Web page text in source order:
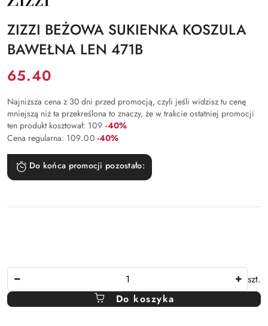
PRODUCENTA:
ZIZZI BEŻOWA SUKIENKA KOSZULA
BAWEŁNA LEN 471B
Cena:
65.40
Najniższa cena z 30 dni przed promocją, czyli jeśli widzisz tu cenę
mniejszą niż ta przekreślona to znaczy, że w trakcie ostatniej promocji
ten produkt kosztował: 109 Rabat:
-40%
Cena regularna: 109.00 Rabat:
-40%
Do końca promocji pozostało:
szt.
Do koszyka